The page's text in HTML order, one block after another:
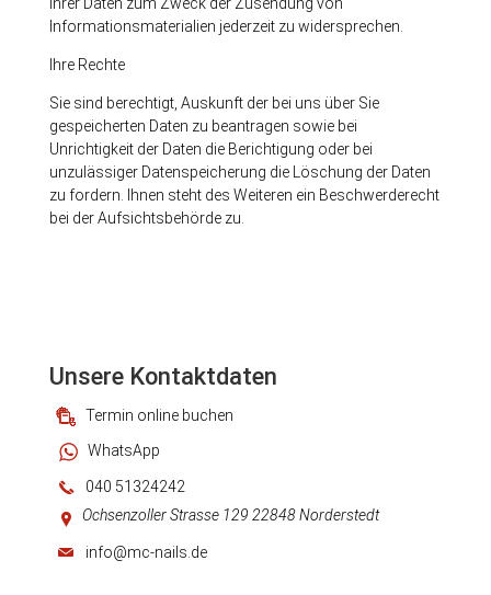
Informationsmaterialien jederzeit zu widersprechen.
Ihre Rechte
Sie sind berechtigt, Auskunft der bei uns über Sie
gespeicherten Daten zu beantragen sowie bei
Unrichtigkeit der Daten die Berichtigung oder bei
unzulässiger Datenspeicherung die Löschung der Daten
zu fordern. Ihnen steht des Weiteren ein Beschwerderecht
bei der Aufsichtsbehörde zu.
Unsere Kontaktdaten
Termin online buchen
WhatsApp
040 51324242
Ochsenzoller Strasse 129 22848 Norderstedt
info@mc-nails.de